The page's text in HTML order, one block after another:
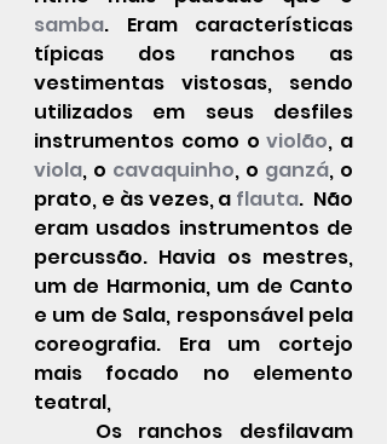
samba. Eram características
típicas dos ranchos as
vestimentas vistosas, sendo
utilizados em seus desfiles
instrumentos como o violão
viola, o cavaquinho, o ganzá, o
prato, e às vezes, a flauta.  Não
eram usados instrumentos de
percussão. Havia os mestres,
um de Harmonia, um de Canto
e um de Sala, responsável pela
coreografia. Era um cortejo
mais focado no elemento
teatral,